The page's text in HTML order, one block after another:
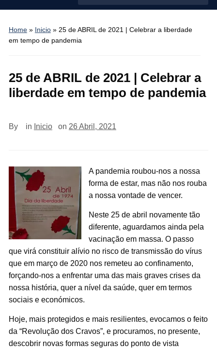
menu
Home» Inicio» 25 de ABRIL de 2021 | Celebrar a liberdade
em tempo de pandemia
25 de ABRIL de 2021 | Celebrar a
liberdade em tempo de pandemia
By in Inicio on 26 Abril, 2021
A pandemia roubou-nos a nossa
forma de estar, mas não nos rouba
a nossa vontade de vencer.
Neste 25 de abril novamente tão
diferente, aguardamos ainda pela
vacinação em massa. O passo
que virá constituir alívio no risco de transmissão do vírus
que em março de 2020 nos remeteu ao confinamento,
forçando-nos a enfrentar uma das mais graves crises da
nossa história, quer a nível da saúde, quer em termos
sociais e económicos.
Hoje, mais protegidos e mais resilientes, evocamos o feito
da “Revolução dos Cravos”, e procuramos, no presente,
descobrir novas formas seguras do ponto de vista